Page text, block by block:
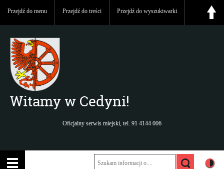
Przejdź do menu Przejdź do treści Przejdź do wyszukiwarki
Witamy w Cedyni!
Oficjalny serwis miejski, tel. 91 4144 006